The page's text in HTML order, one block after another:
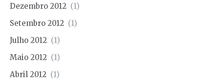
Dezembro 2012 (1)
Setembro 2012 (1)
Julho 2012 (1)
Maio 2012 (1)
Abril 2012 (1)